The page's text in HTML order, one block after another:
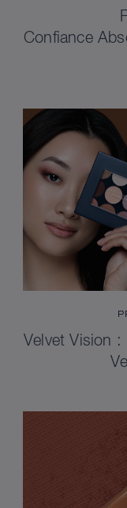
Confiance
Velvet Vision